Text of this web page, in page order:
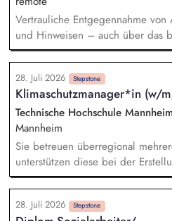
zur elektrischen Netzanbindung
übernimmst die Steuerung der
Verhandlungen der
Vertrauliche Entgegennahme
und Hinweisen – auch über das
Vermittlung bei Konflikten und
Klärungsprozessen. Konzeption
Schulungen und
Weiterentwicklung von Leitlinien,
Meldesystem. Förderung einer
Beschwerdekultur innerhalb der
28. Juli 2026 Stepstone
Klimaschutzmanager*in (w/
Technische Hochschule
Mannheim
Sie betreuen überregional
unterstützen diese bei der
Klimaschutzkonzepte. Sie
betreuenden Hochschulen mit
sowie fachlich. Sie stellen
28. Juli 2026 Stepstone